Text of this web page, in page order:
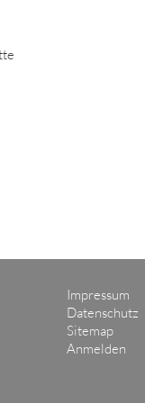
Impressum
Datenschutz
Sitemap
Anmelden